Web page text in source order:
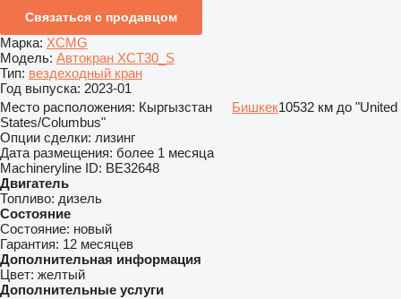
Связаться с продавцом
Марка: XCMG
Модель: Автокран XCT30_S
Тип: вездеходный кран
Год выпуска: 2023-01
Место расположения: Кыргызстан Бишкек10532 км до "United
States/Columbus"
Опции сделки: лизинг
Дата размещения: более 1 месяца
Machineryline ID: BE32648
Двигатель
Топливо: дизель
Состояние
Состояние: новый
Гарантия: 12 месяцев
Дополнительная информация
Цвет: желтый
Дополнительные услуги